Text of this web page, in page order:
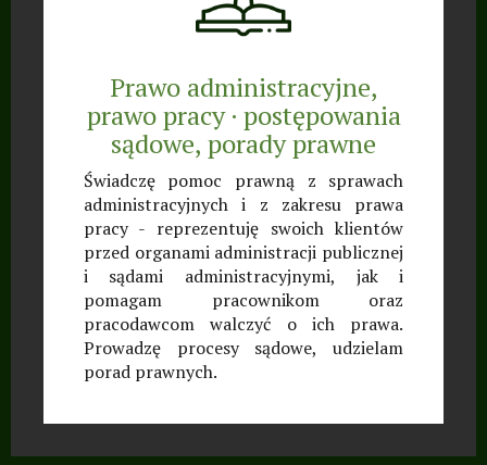
Prawo administracyjne,
prawo pracy · postępowania
sądowe, porady prawne
Świadczę pomoc prawną z sprawach
administracyjnych i z zakresu prawa
pracy - reprezentuję swoich klientów
przed organami administracji publicznej
i sądami administracyjnymi, jak i
pomagam pracownikom oraz
pracodawcom walczyć o ich prawa.
Prowadzę procesy sądowe, udzielam
porad prawnych.